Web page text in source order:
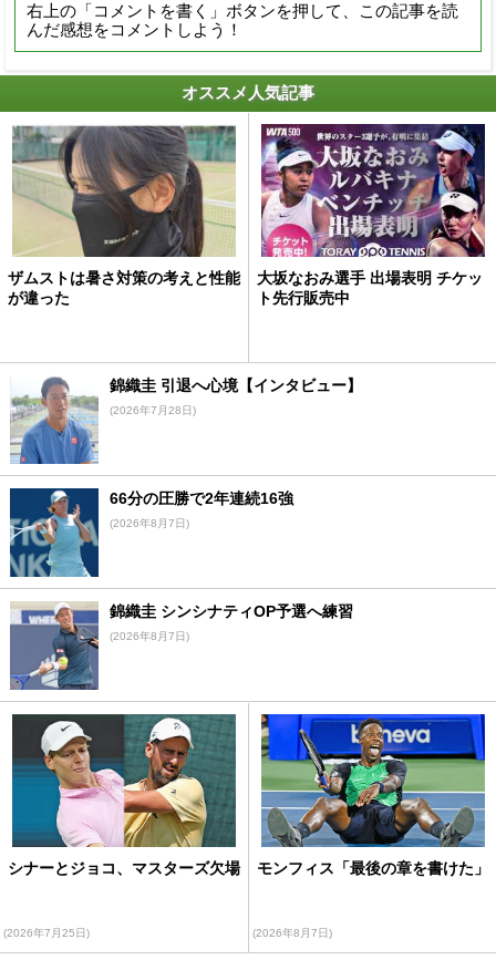
右上の「コメントを書く」ボタンを押して、この記事を読
んだ感想をコメントしよう！
オススメ人気記事
ザムストは暑さ対策の考えと性能
が違った
大坂なおみ選手 出場表明 チケッ
ト先行販売中
錦織圭 引退へ心境【インタビュー】
(2026年7月28日)
66分の圧勝で2年連続16強
(2026年8月7日)
錦織圭 シンシナティOP予選へ練習
(2026年8月7日)
シナーとジョコ、マスターズ欠場
(2026年7月25日)
モンフィス「最後の章を書けた」
(2026年8月7日)